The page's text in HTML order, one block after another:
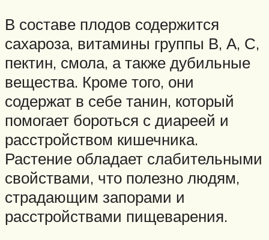
В составе плодов содержится
сахароза, витамины группы В, А, С,
пектин, смола, а также дубильные
вещества. Кроме того, они
содержат в себе танин, который
помогает бороться с диареей и
расстройством кишечника.
Растение обладает слабительными
свойствами, что полезно людям,
страдающим запорами и
расстройствами пищеварения.